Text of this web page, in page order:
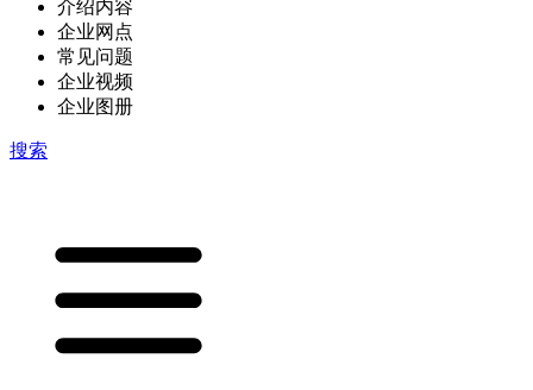
介绍内容
企业网点
常见问题
企业视频
企业图册
搜索